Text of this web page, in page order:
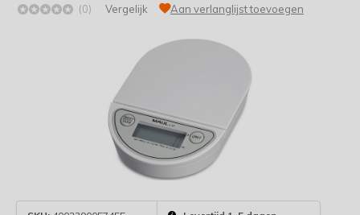
(0) Vergelijk Aan verlanglijst toevoegen